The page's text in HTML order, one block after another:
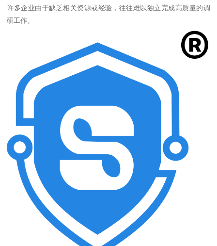
许多企业由于缺乏相关资源或经验，往往难以独立完成高质量的调
研工作。